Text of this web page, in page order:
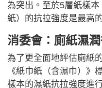
為突出。至於5層紙樣
紙）的抗拉強度是最高
消委會：廁紙濕
為了更全面地評估廁紙
《紙巾紙（含濕巾）》
樣本的濕紙抗拉強度進